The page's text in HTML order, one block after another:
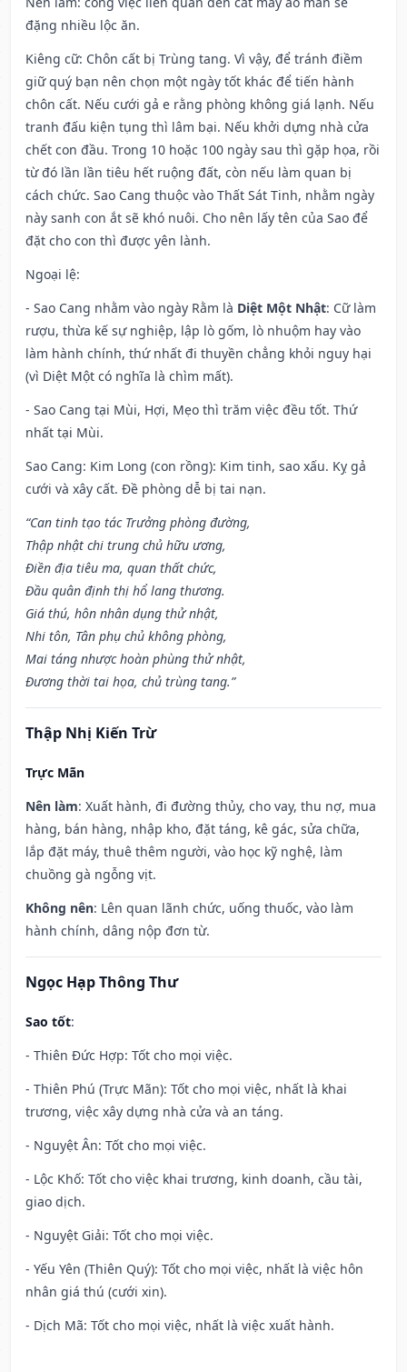
đặng nhiều lộc ăn.
Kiêng cữ: Chôn cất bị Trùng tang. Vì vậy, để tránh điềm
giữ quý bạn nên chọn một ngày tốt khác để tiến hành
chôn cất. Nếu cưới gả e rằng phòng không giá lạnh. Nếu
tranh đấu kiện tụng thì lâm bại. Nếu khởi dựng nhà cửa
chết con đầu. Trong 10 hoặc 100 ngày sau thì gặp họa, rồi
từ đó lần lần tiêu hết ruộng đất, còn nếu làm quan bị
cách chức. Sao Cang thuộc vào Thất Sát Tinh, nhằm ngày
này sanh con ắt sẽ khó nuôi. Cho nên lấy tên của Sao để
đặt cho con thì được yên lành.
Ngoại lệ:
- Sao Cang nhằm vào ngày Rằm là Diệt Một Nhật: Cữ làm
rượu, thừa kế sự nghiệp, lập lò gốm, lò nhuộm hay vào
làm hành chính, thứ nhất đi thuyền chẳng khỏi nguy hại
(vì Diệt Một có nghĩa là chìm mất).
- Sao Cang tại Mùi, Hợi, Mẹo thì trăm việc đều tốt. Thứ
nhất tại Mùi.
Sao Cang: Kim Long (con rồng): Kim tinh, sao xấu. Kỵ gả
cưới và xây cất. Đề phòng dễ bị tai nạn.
“Can tinh tạo tác Trưởng phòng đường,
Thập nhật chi trung chủ hữu ương,
Điền địa tiêu ma, quan thất chức,
Đầu quân định thị hổ lang thương.
Giá thú, hôn nhân dụng thử nhật,
Nhi tôn, Tân phụ chủ không phòng,
Mai táng nhược hoàn phùng thử nhật,
Đương thời tai họa, chủ trùng tang.”
Thập Nhị Kiến Trừ
Trực Mãn
Nên làm: Xuất hành, đi đường thủy, cho vay, thu nợ, mua
hàng, bán hàng, nhập kho, đặt táng, kê gác, sửa chữa,
lắp đặt máy, thuê thêm người, vào học kỹ nghệ, làm
chuồng gà ngỗng vịt.
Không nên: Lên quan lãnh chức, uống thuốc, vào làm
hành chính, dâng nộp đơn từ.
Ngọc Hạp Thông Thư
Sao tốt:
- Thiên Đức Hợp: Tốt cho mọi việc.
- Thiên Phú (Trực Mãn): Tốt cho mọi việc, nhất là khai
trương, việc xây dựng nhà cửa và an táng.
- Nguyệt Ân: Tốt cho mọi việc.
- Lộc Khố: Tốt cho việc khai trương, kinh doanh, cầu tài,
giao dịch.
- Nguyệt Giải: Tốt cho mọi việc.
- Yếu Yên (Thiên Quý): Tốt cho mọi việc, nhất là việc hôn
nhân giá thú (cưới xin).
- Dịch Mã: Tốt cho mọi việc, nhất là việc xuất hành.